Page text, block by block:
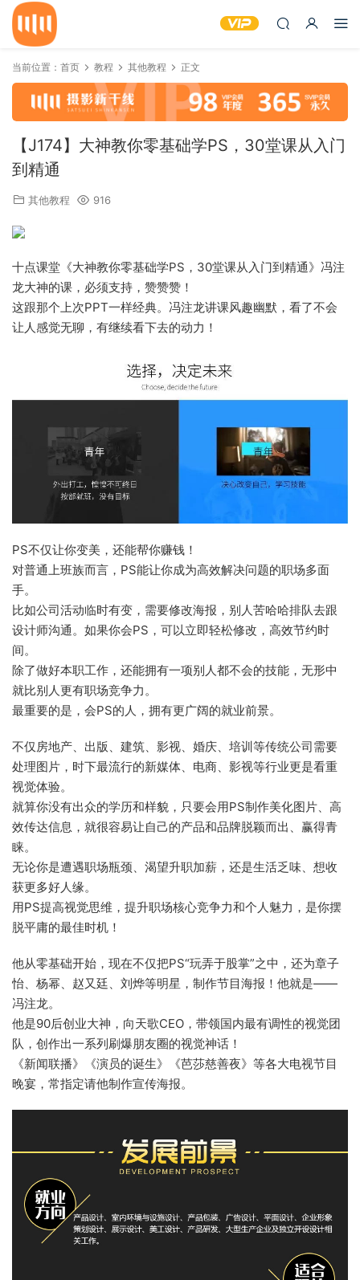
当前位置： 首页 教程 其他教程 正文
【J174】大神教你零基础学PS，30堂课从入门
到精通
其他教程 916
十点课堂《大神教你零基础学PS，30堂课从入门到精通》冯注
龙大神的课，必须支持，赞赞赞！
这跟那个上次PPT一样经典。冯注龙讲课风趣幽默，看了不会
让人感觉无聊，有继续看下去的动力！
PS不仅让你变美，还能帮你赚钱！
对普通上班族而言，PS能让你成为高效解决问题的职场多面
手。
比如公司活动临时有变，需要修改海报，别人苦哈哈排队去跟
设计师沟通。如果你会PS，可以立即轻松修改，高效节约时
间。
除了做好本职工作，还能拥有一项别人都不会的技能，无形中
就比别人更有职场竞争力。
最重要的是，会PS的人，拥有更广阔的就业前景。
不仅房地产、出版、建筑、影视、婚庆、培训等传统公司需要
处理图片，时下最流行的新媒体、电商、影视等行业更是看重
视觉体验。
就算你没有出众的学历和样貌，只要会用PS制作美化图片、高
效传达信息，就很容易让自己的产品和品牌脱颖而出、赢得青
睐。
无论你是遭遇职场瓶颈、渴望升职加薪，还是生活乏味、想收
获更多好人缘。
用PS提高视觉思维，提升职场核心竞争力和个人魅力，是你摆
脱平庸的最佳时机！
他从零基础开始，现在不仅把PS“玩弄于股掌”之中，还为章子
怡、杨幂、赵又廷、刘烨等明星，制作节目海报！他就是——
冯注龙。
他是90后创业大神，向天歌CEO，带领国内最有调性的视觉团
队，创作出一系列刷爆朋友圈的视觉神话！
《新闻联播》《演员的诞生》《芭莎慈善夜》等各大电视节目
晚宴，常指定请他制作宣传海报。